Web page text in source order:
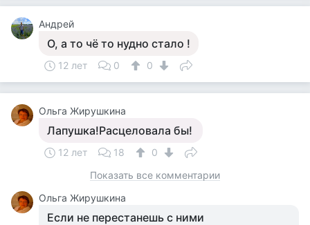
Андрей
О, а то чё то нудно стало !
12 лет 0 0
Ольга Жирушкина
Лапушка!Расцеловала бы!
12 лет 18
0
Показать все комментарии
Ольга Жирушкина
Если не перестанешь с ними